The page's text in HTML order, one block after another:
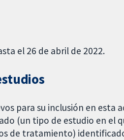
el 26 de abril de 2022.
para su inclusión en esta
(un tipo de estudio en el
de tratamiento)